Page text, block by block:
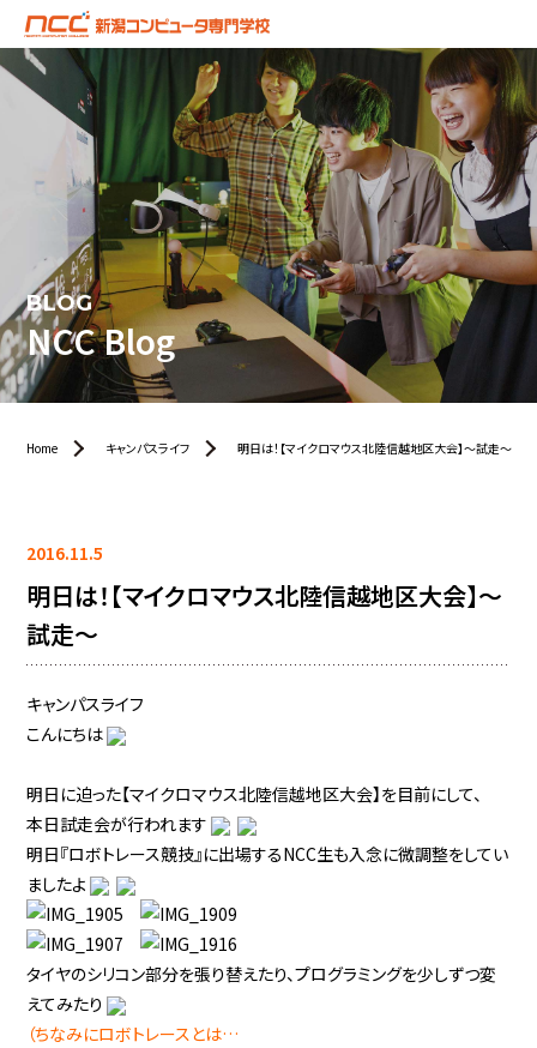
BLOG
NCC Blog
Home キャンパスライフ 明日は！【マイクロマウス北陸信越地区大会】～試走～
2016.11.5
明日は！【マイクロマウス北陸信越地区大会】～
試走～
キャンパスライフ
こんにちは
明日に迫った【マイクロマウス北陸信越地区大会】を目前にして、
本日試走会が行われます
明日『ロボトレース競技』に出場するNCC生も入念に微調整をしてい
ましたよ
タイヤのシリコン部分を張り替えたり、プログラミングを少しずつ変
えてみたり
（ちなみにロボトレースとは…